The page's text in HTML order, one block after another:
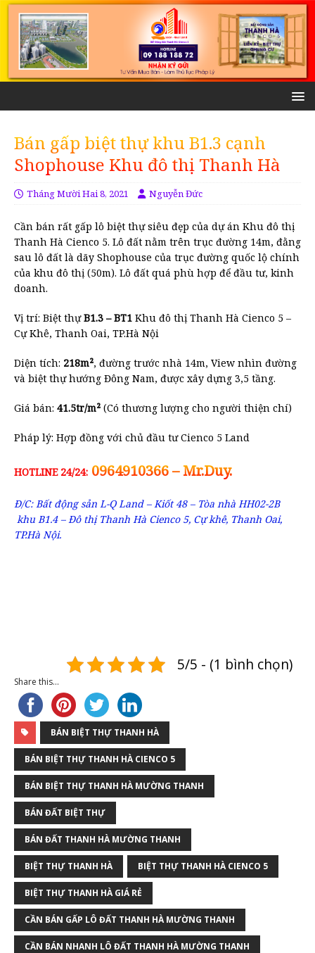
Bán gấp biệt thự khu B1.3 cạnh
Shophouse Khu đô thị Thanh Hà
Tháng Mười Hai 8, 2021 Nguyễn Đức
Cần bán rất gấp lô biệt thự siêu đẹp của dự án Khu đô thị
Thanh Hà Cienco 5. Lô đất nằm trên trục đường 14m, đằng
sau lô đất là dãy Shophouse của trục đường quốc lộ chính
của khu đô thị (50m). Lô đất quá phù hợp để đầu tư, kinh
doanh.
Vị trí: Biệt thựB1.3 – BT1 Khu đô thị Thanh Hà Cienco 5 –
Cự Khê, Thanh Oai, TP.Hà Nội
Diện tích: 218m², đường trước nhà 14m, View nhìn đường
và biệt thự hướng Đông Nam, được xây dựng 3,5 tầng.
Giá bán: 41.5tr/m² (Có thương lượng cho người thiện chí)
Pháp lý: Hợp đồng với chủ đầu tư Cienco 5 Land
HOTLINE 24/24: 0964910366 – Mr.Duy.
Đ/C: Bất động sản L-Q Land – Kiốt 48 – Tòa nhà HH02-2B
khu B1.4 – Đô thị Thanh Hà Cienco 5, Cự khê, Thanh Oai,
TP.Hà Nội.
5/5 - (1 bình chọn)
Share this...
BÁN BIỆT THỰ THANH HÀ
BÁN BIỆT THỰ THANH HÀ CIENCO 5
BÁN BIỆT THỰ THANH HÀ MƯỜNG THANH
BÁN ĐẤT BIỆT THỰ
BÁN ĐẤT THANH HÀ MƯỜNG THANH
BIỆT THỰ THANH HÀ BIỆT THỰ THANH HÀ CIENCO 5
BIỆT THỰ THANH HÀ GIÁ RẺ
CẦN BÁN GẤP LÔ ĐẤT THANH HÀ MƯỜNG THANH
CẦN BÁN NHANH LÔ ĐẤT THANH HÀ MƯỜNG THANH